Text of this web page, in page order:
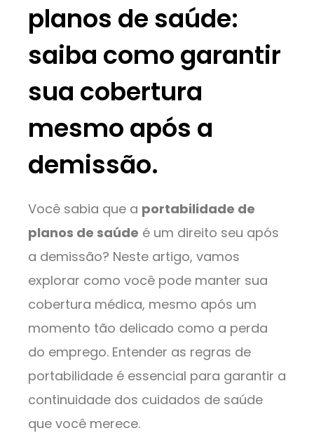
planos de saúde:
saiba como garantir
sua cobertura
mesmo após a
demissão.
Você sabia que a portabilidade de
planos de saúde é um direito seu após
a demissão? Neste artigo, vamos
explorar como você pode manter sua
cobertura médica, mesmo após um
momento tão delicado como a perda
do emprego. Entender as regras de
portabilidade é essencial para garantir a
continuidade dos cuidados de saúde
que você merece.